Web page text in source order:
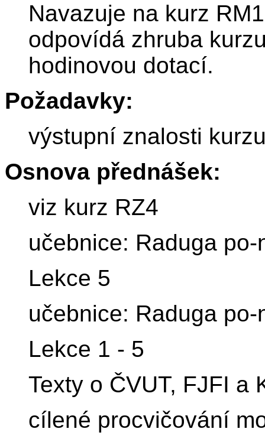
Navazuje na kurz
odpovídá zhruba
hodinovou dotací.
Požadavky:
výstupní znalosti
Osnova přednášek:
viz kurz RZ4
učebnice: Raduga po-
Lekce 5
učebnice: Raduga po-
Lekce 1 - 5
Texty o ČVUT, FJFI a
cílené procvičování